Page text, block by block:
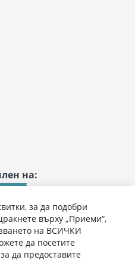
на:
за да подобри
върху „Приеми“,
на ВСИЧКИ
да посетите
да предоставите